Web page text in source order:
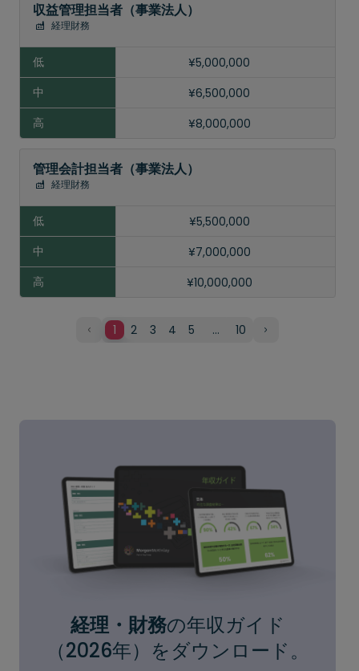
収益管理担当者（事業法人）
経理財務
¥5,000,000
¥6,500,000
¥8,000,000
管理会計担当者（事業法人）
経理財務
¥5,500,000
¥7,000,000
¥10,000,000
1 2 3 4 5 … 10
経理・財務の年収ガイド
（2026年）をダウンロード。